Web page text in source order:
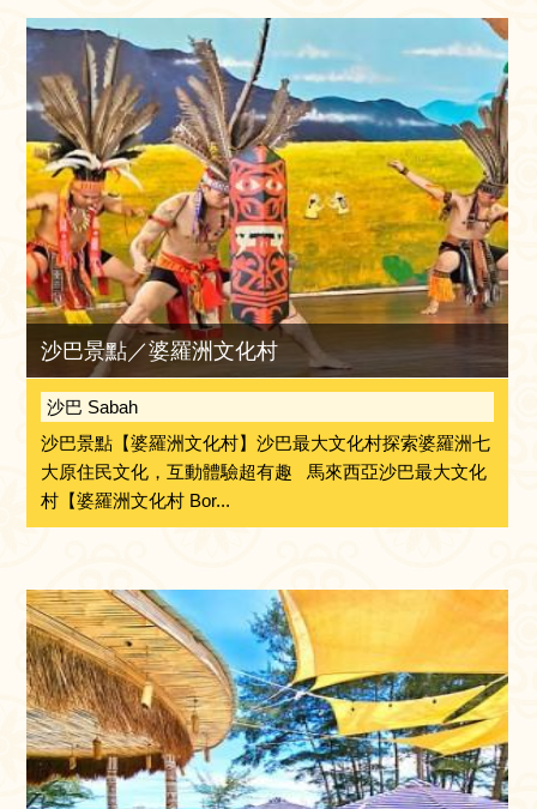
沙巴景點／婆羅洲文化村
沙巴 Sabah
沙巴景點【婆羅洲文化村】沙巴最大文化村探索婆羅洲七
大原住民文化，互動體驗超有趣 馬來西亞沙巴最大文化
村【婆羅洲文化村 Bor...